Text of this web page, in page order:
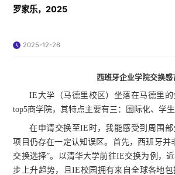
罗家乐，2025
2025-12-26
西班牙企业学院交换感
IE大学（马德里校区）坐落在马德里
top5商学院，其特点主要有三：国际化、学
在申请交换至IE时，我能感受到周围
项目仍存在一定认知误区。首先，西班牙并
交换选择”。以清华大学前往IE交换为例，
步上升趋势，且IE校园拥有来自全球各地